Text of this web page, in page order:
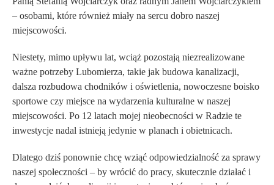
– osobami, które również miały na sercu dobro naszej
miejscowości.
Niestety, mimo upływu lat, wciąż pozostają niezrealizowane
ważne potrzeby Lubomierza, takie jak budowa kanalizacji,
dalsza rozbudowa chodników i oświetlenia, nowoczesne boisko
sportowe czy miejsce na wydarzenia kulturalne w naszej
miejscowości. Po 12 latach mojej nieobecności w Radzie te
inwestycje nadal istnieją jedynie w planach i obietnicach.
Dlatego dziś ponownie chcę wziąć odpowiedzialność za sprawy
naszej społeczności – by wrócić do pracy, skutecznie działać i